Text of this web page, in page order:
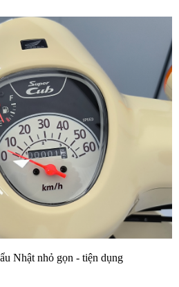
Nhật nhỏ gọn - tiện dụng